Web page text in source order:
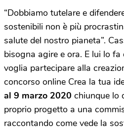
“Dobbiamo tutelare e
sostenibili non è più
salute del nostro pianeta”.
bisogna agire e ora. E lui lo
voglia partecipare alla
concorso online Crea la tua
al 9 marzo 2020 chiunque lo
proprio progetto a una
raccontando come vede la